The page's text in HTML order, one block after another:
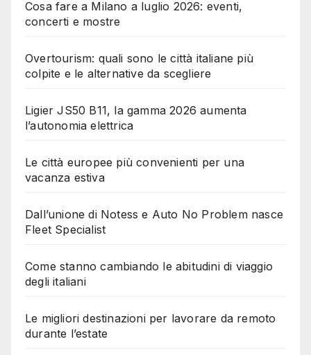
Cosa fare a Milano a luglio 2026: eventi,
concerti e mostre
Overtourism: quali sono le città italiane più
colpite e le alternative da scegliere
Ligier JS50 B11, la gamma 2026 aumenta
l’autonomia elettrica
Le città europee più convenienti per una
vacanza estiva
Dall’unione di Notess e Auto No Problem nasce
Fleet Specialist
Come stanno cambiando le abitudini di viaggio
degli italiani
Le migliori destinazioni per lavorare da remoto
durante l’estate